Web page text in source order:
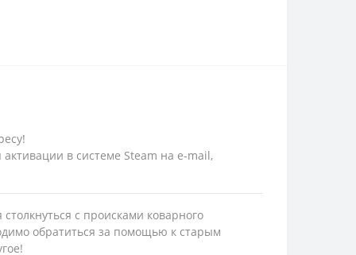
в системе Steam на e-mail,
с происками коварного
обратиться за помощью к старым